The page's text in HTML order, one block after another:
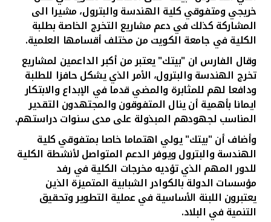
مصر
المملكة المتحدة
مملكة البحرين
خريجي ومتفوقي كلية الهندسة والبترول، مشيرا الى
المشاركة كذلك في دعم مشاريع التخرج الخاصة بطلبة
الكلية في جامعة الكويت من مختلف أقسامها العلمية.
وقال الفارس ان "بيتك" يعتبر من أكبر الداعمين لمشاريع
تخرج الهندسة والبترول، الأمر الذي يشكل حافزا للطلبة
ودافعا لهم للمثابرة والمضي قدما في الإبداع والابتكار
ايمانا بأهمية أن ينال المتفوقون والمجتهدون التقدير
المناسب لجهودهم المبذولة على مدى سنوات دراستهم.
وأضاف أن "بيتك" يولي اهتماما خاصا بمتفوقي كلية
الهندسة والبترول ويوفر الدعم المتواصل لأنشطة الكلية
للدور المهم الذي تؤديه مخرجات الكلية في رفد
مؤسسات الدولة بالكوادر الشبابية المتميزة الذين
يعتبرون اللبنة الأساسية في عملية التطوير وتحقيق
التنمية في البلاد.